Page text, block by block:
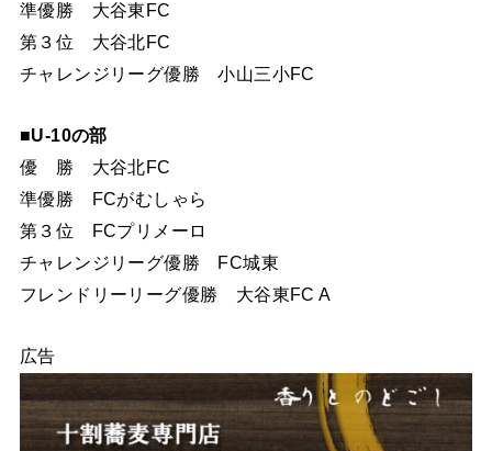
準優勝 大谷東FC
第３位 大谷北FC
チャレンジリーグ優勝 小山三小FC
■U-10の部
優 勝 大谷北FC
準優勝 FCがむしゃら
第３位 FCプリメーロ
チャレンジリーグ優勝 FC城東
フレンドリーリーグ優勝 大谷東FC A
広告